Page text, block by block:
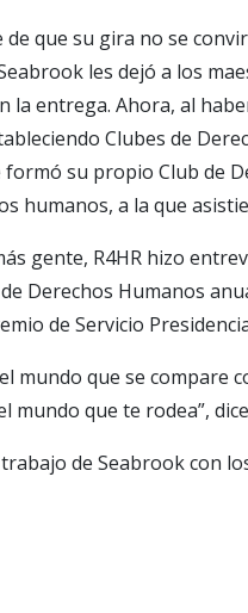
que su gira no se
les dejó a los
la entrega. Ahora, al
Clubes de
su propio Club de
humanos, a la que
gente, R4HR hizo
Derechos Humanos
de Servicio
mundo que se compare
mundo que te rodea”,
de Seabrook con